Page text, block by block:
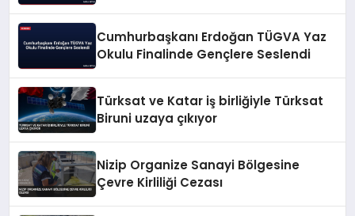
Cumhurbaşkanı Erdoğan TÜGVA Yaz
Okulu Finalinde Gençlere Seslendi
Türksat ve Katar iş birliğiyle Türksat
Biruni uzaya çıkıyor
Nizip Organize Sanayi Bölgesine
Çevre Kirliliği Cezası